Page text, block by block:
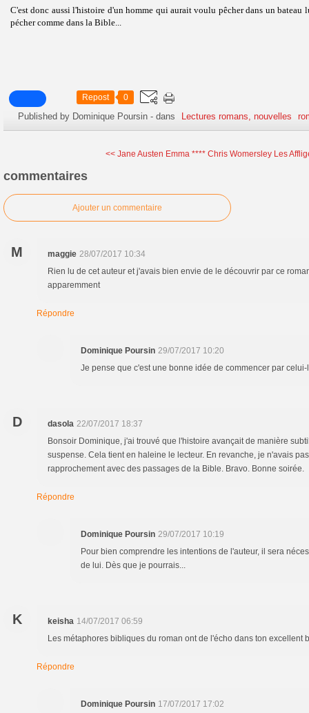
C'est donc aussi l'histoire d'un homme qui aurait voulu pêcher dans un bateau
pécher comme dans la Bible...
Repost 0
Published by Dominique Poursin -dans Lectures romans, nouvelles
<< Jane Austen Emma **** Chris Womersley Les
commentaires
Ajouter un commentaire
M maggie 28/07/2017 10:34
Rien lu de cet auteur et j'avais bien envie de le découvrir par ce
apparemment
Répondre
Dominique Poursin 29/07/2017 10:20
Je pense que c'est une bonne idée de commencer par celui-
D dasola 22/07/2017 18:37
Bonsoir Dominique, j'ai trouvé que l'histoire avançait de manière
suspense. Cela tient en haleine le lecteur. En revanche, je n'avais
rapprochement avec des passages de la Bible. Bravo. Bonne soirée.
Répondre
Dominique Poursin 29/07/2017 10:19
Pour bien comprendre les intentions de l'auteur, il sera
de lui. Dès que je pourrais...
K keisha 14/07/2017 06:59
Les métaphores bibliques du roman ont de l'écho dans ton excellent
Répondre
Dominique Poursin 17/07/2017 17:02